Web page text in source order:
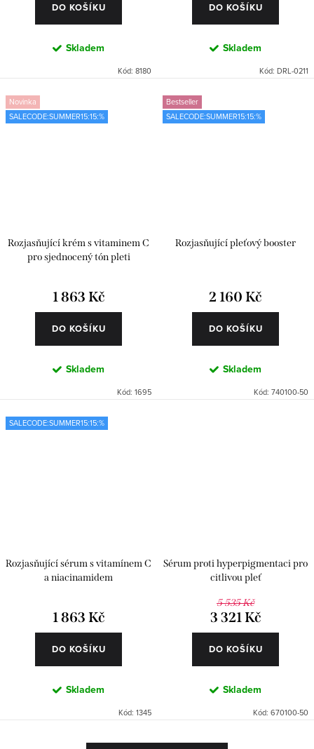
DO KOŠÍKU
Skladem
Kód: 8180
DO KOŠÍKU
Skladem
Kód: DRL-0211
Novinka
SALECODE:SUMMER15:15:%
Rozjasňující krém s vitaminem C
pro sjednocený tón pleti
1 863 Kč
DO KOŠÍKU
Skladem
Kód: 1695
Bestseller
SALECODE:SUMMER15:15:%
Rozjasňující pleťový booster
2 160 Kč
DO KOŠÍKU
Skladem
Kód: 740100-50
SALECODE:SUMMER15:15:%
Rozjasňující sérum s vitamínem C
a niacinamidem
1 863 Kč
DO KOŠÍKU
Skladem
Kód: 1345
Sérum proti hyperpigmentaci pro
citlivou pleť
5 535 Kč
3 321 Kč
DO KOŠÍKU
Skladem
Kód: 670100-50